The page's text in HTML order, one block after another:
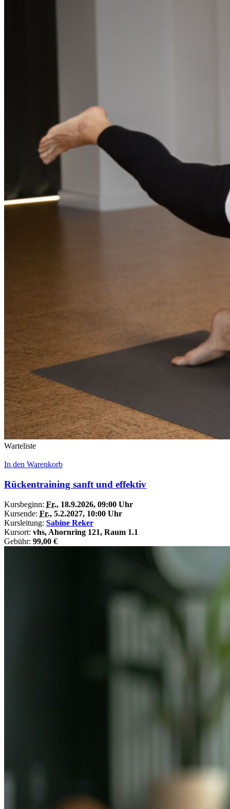
Warteliste
In den Warenkorb
Rückentraining sanft und effektiv
Kursbeginn: Fr., 18.9.2026, 09:00 Uhr
Kursende: Fr., 5.2.2027, 10:00 Uhr
Kursleitung: Sabine Reker
Kursort: vhs, Ahornring 121, Raum 1.1
Gebühr: 99,00 €